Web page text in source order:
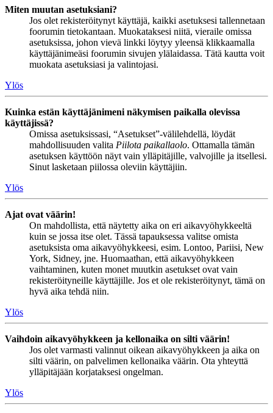
Miten muutan asetuksiani?
Jos olet rekisteröitynyt käyttäjä, kaikki asetuksesi tallennetaan
foorumin tietokantaan. Muokataksesi niitä, vieraile omissa
asetuksissa, johon vievä linkki löytyy yleensä klikkaamalla
käyttäjänimeäsi foorumin sivujen ylälaidassa. Tätä kautta voit
muokata asetuksiasi ja valintojasi.
Ylös
Kuinka estän käyttäjänimeni näkymisen paikalla olevissa
käyttäjissä?
Omissa asetuksissasi, “Asetukset”-välilehdellä, löydät
mahdollisuuden valita Piilota paikallaolo. Ottamalla tämän
asetuksen käyttöön näyt vain ylläpitäjille, valvojille ja itsellesi.
Sinut lasketaan piilossa oleviin käyttäjiin.
Ylös
Ajat ovat väärin!
On mahdollista, että näytetty aika on eri aikavyöhykkeeltä
kuin se jossa itse olet. Tässä tapauksessa valitse omista
asetuksista oma aikavyöhykkeesi, esim. Lontoo, Pariisi, New
York, Sidney, jne. Huomaathan, että aikavyöhykkeen
vaihtaminen, kuten monet muutkin asetukset ovat vain
rekisteröityneille käyttäjille. Jos et ole rekisteröitynyt, tämä on
hyvä aika tehdä niin.
Ylös
Vaihdoin aikavyöhykkeen ja kellonaika on silti väärin!
Jos olet varmasti valinnut oikean aikavyöhykkeen ja aika on
silti väärin, on palvelimen kellonaika väärin. Ota yhteyttä
ylläpitäjään korjataksesi ongelman.
Ylös